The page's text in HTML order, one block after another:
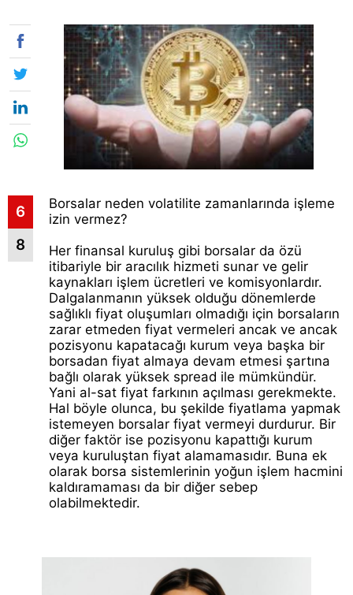
6
8
Borsalar neden volatilite zamanlarında işleme
izin vermez?
Her finansal kuruluş gibi borsalar da özü
itibariyle bir aracılık hizmeti sunar ve gelir
kaynakları işlem ücretleri ve komisyonlardır.
Dalgalanmanın yüksek olduğu dönemlerde
sağlıklı fiyat oluşumları olmadığı için borsaların
zarar etmeden fiyat vermeleri ancak ve ancak
pozisyonu kapatacağı kurum veya başka bir
borsadan fiyat almaya devam etmesi şartına
bağlı olarak yüksek spread ile mümkündür.
Yani al-sat fiyat farkının açılması gerekmekte.
Hal böyle olunca, bu şekilde fiyatlama yapmak
istemeyen borsalar fiyat vermeyi durdurur. Bir
diğer faktör ise pozisyonu kapattığı kurum
veya kuruluştan fiyat alamamasıdır. Buna ek
olarak borsa sistemlerinin yoğun işlem hacmini
kaldıramaması da bir diğer sebep
olabilmektedir.